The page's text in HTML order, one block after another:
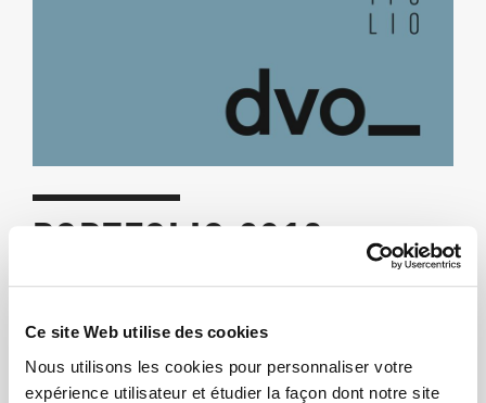
Ce site Web utilise des cookies
Nous utilisons les cookies pour personnaliser votre
expérience utilisateur et étudier la façon dont notre site
PORTFOLIO 2019
29/10/2018
CATALOGUES“PORTFOLIO 2019”